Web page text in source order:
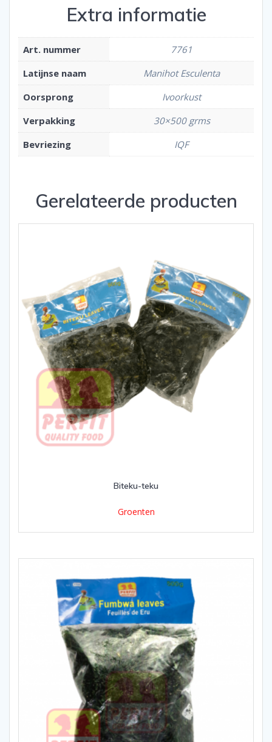
Extra informatie
Art. nummer
7761
Latijnse naam
Manihot Esculenta
Oorsprong
Ivoorkust
Verpakking
30×500 grms
Bevriezing
IQF
Gerelateerde producten
Biteku-teku
Groenten